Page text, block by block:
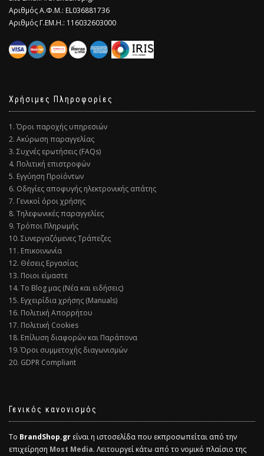
Αριθμός Α.Φ.Μ.: EL036881736
Αριθμός Γ.ΕΜ.Η.: 116032603000
Χρήσιμες Πληροφορίες
1. Όροι παροχής υπηρεσιών
2. Ακύρωση παραγγελίας
3. Συχνές ερωτήσεις (FAQs)
4. Πολιτική επιστροφών
5. Εγγύηση Προϊόντων
6. Οδηγίες αποφυγής ηλεκτρονικής απάτης
7. Γενικοί όροι χρήσης
8. Τηλεφωνικές παραγγελίες
9. Τρόποι Πληρωμής
10. Συνεργαζόμενες Τράπεζες
11. Επικοινωνία
12. Θέσεις Εργασίας
13. Ποιοι είμαστε
14. Το Blog μας (Νέα και ειδήσεις)
15. Εγχειρίδια χρήσης (Manuals)
16. Πολιτική Απορρήτου
17. Πολιτική Cookies
18. Επίλυση διαφορών και Παράπονα
19. Όροι συμμετοχής διαγωνισμών
20. GDPR Compliant
Γενικός κανονισμός
Το BrandShop.gr είναι η ιστοσελίδα που εκπροσωπείται από την
επιχείρηση Most Media. Λειτουργεί κάτω από το νομικό πλαίσιο της